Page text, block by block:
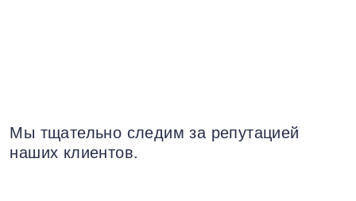
Мы тщательно следим за репутацией
наших клиентов.